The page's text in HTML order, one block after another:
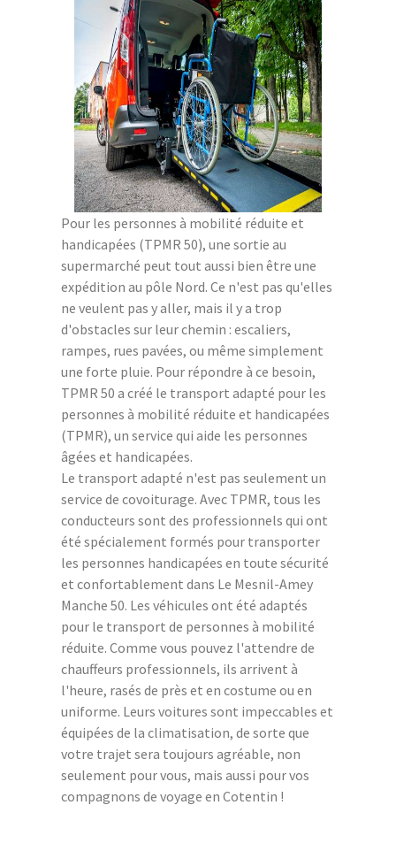
Pour les personnes à mobilité réduite et
handicapées (TPMR 50), une sortie au
supermarché peut tout aussi bien être une
expédition au pôle Nord. Ce n'est pas qu'elles
ne veulent pas y aller, mais il y a trop
d'obstacles sur leur chemin : escaliers,
rampes, rues pavées, ou même simplement
une forte pluie. Pour répondre à ce besoin,
TPMR 50 a créé le transport adapté pour les
personnes à mobilité réduite et handicapées
(TPMR), un service qui aide les personnes
âgées et handicapées.
Le transport adapté n'est pas seulement un
service de covoiturage. Avec TPMR, tous les
conducteurs sont des professionnels qui ont
été spécialement formés pour transporter
les personnes handicapées en toute sécurité
et confortablement dans Le Mesnil-Amey
Manche 50. Les véhicules ont été adaptés
pour le transport de personnes à mobilité
réduite. Comme vous pouvez l'attendre de
chauffeurs professionnels, ils arrivent à
l'heure, rasés de près et en costume ou en
uniforme. Leurs voitures sont impeccables et
équipées de la climatisation, de sorte que
votre trajet sera toujours agréable, non
seulement pour vous, mais aussi pour vos
compagnons de voyage en Cotentin !